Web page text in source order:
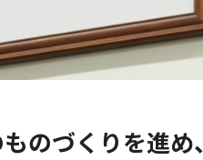
のづくりを進め、